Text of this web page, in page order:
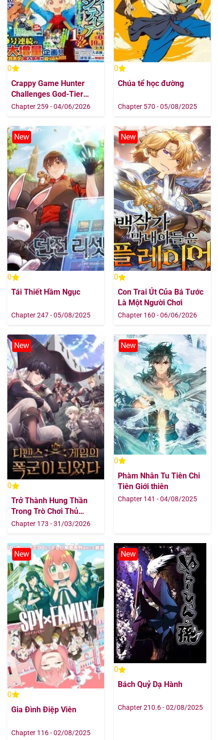
0
Crappy Game Hunter
Challenges God-Tier
Game
Chapter 259 - 04/06/2026
0
Chúa tể học đường
Chapter 570 - 05/08/2025
New
0
Tái Thiết Hầm Ngục
Chapter 247 - 05/08/2025
New
0
Con Trai Út Của Bá Tước
Là Một Người Chơi
Chapter 160 - 06/06/2026
New
0
Trở Thành Hung Thần
Trong Trò Chơi Thủ
Thành
Chapter 173 - 31/03/2026
New
0
Phàm Nhân Tu Tiên Chi
Tiên Giới thiên
Chapter 141 - 04/08/2025
New
0
Gia Đình Điệp Viên
Chapter 116 - 02/08/2025
New
0
Bách Quỷ Dạ Hành
Chapter 210.6 - 02/08/2025